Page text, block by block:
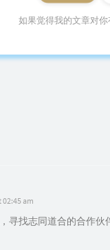
如果觉得我的文章对
am
寻找志同道合的合作伙